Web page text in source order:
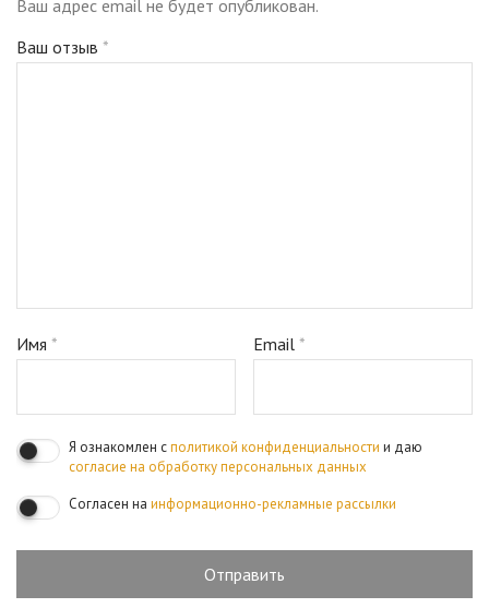
Ваш адрес email не будет опубликован.
Ваш отзыв *
Имя * Email*
Я ознакомлен сполитикой конфиденциальности и даю
согласие на обработку персональных данных
Согласен на информационно-рекламные рассылки